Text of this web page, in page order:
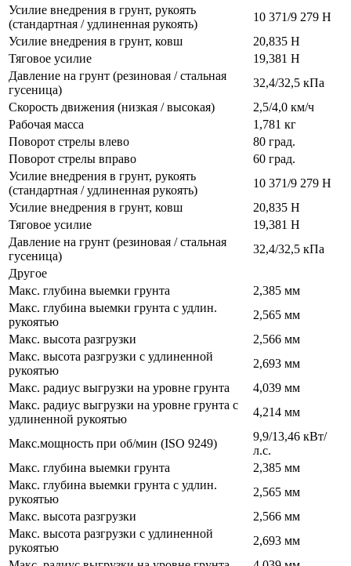
Усилие внедрения в грунт, рукоять
(стандартная / удлиненная рукоять)
10 371/9 279 Н
Усилие внедрения в грунт, ковш
20,835 Н
Тяговое усилие
19,381 Н
Давление на грунт (резиновая / стальная
гусеница)
32,4/32,5 кПа
Скорость движения (низкая / высокая)
2,5/4,0 км/ч
Рабочая масса
1,781 кг
Поворот стрелы влево
80 град.
Поворот стрелы вправо
60 град.
Усилие внедрения в грунт, рукоять
(стандартная / удлиненная рукоять)
10 371/9 279 Н
Усилие внедрения в грунт, ковш
20,835 Н
Тяговое усилие
19,381 Н
Давление на грунт (резиновая / стальная
гусеница)
32,4/32,5 кПа
Другое
Макс. глубина выемки грунта
2,385 мм
Макс. глубина выемки грунта с удлин.
рукоятью
2,565 мм
Макс. высота разгрузки
2,566 мм
Макс. высота разгрузки с удлиненной
рукоятью
2,693 мм
Макс. радиус выгрузки на уровне грунта
4,039 мм
Макс. радиус выгрузки на уровне грунта с
удлиненной рукоятью
4,214 мм
Макс.мощность при об/мин (ISO 9249)
9,9/13,46 кВт/
л.с.
Макс. глубина выемки грунта
2,385 мм
Макс. глубина выемки грунта с удлин.
рукоятью
2,565 мм
Макс. высота разгрузки
2,566 мм
Макс. высота разгрузки с удлиненной
рукоятью
2,693 мм